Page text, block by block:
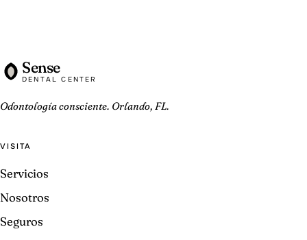
Sense
DENTAL CENTER
Odontología consciente. Orlando, FL.
VISITA
Servicios
Nosotros
Seguros